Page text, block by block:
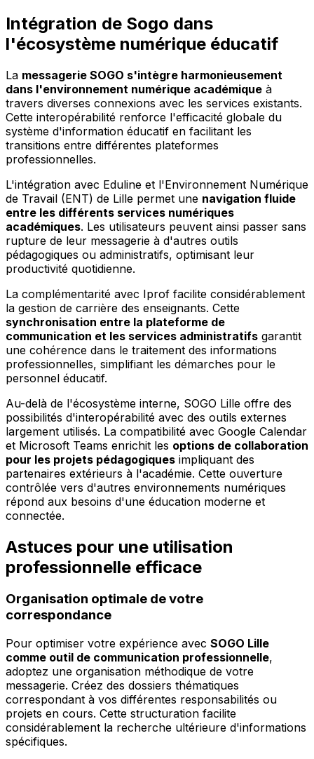
Intégration de Sogo dans
l'écosystème numérique éducatif
La messagerie SOGO s'intègre harmonieusement
dans l'environnement numérique académique à
travers diverses connexions avec les services existants.
Cette interopérabilité renforce l'efficacité globale du
système d'information éducatif en facilitant les
transitions entre différentes plateformes
professionnelles.
L'intégration avec Eduline et l'Environnement Numérique
de Travail (ENT) de Lille permet une navigation fluide
entre les différents services numériques
académiques. Les utilisateurs peuvent ainsi passer sans
rupture de leur messagerie à d'autres outils
pédagogiques ou administratifs, optimisant leur
productivité quotidienne.
La complémentarité avec Iprof facilite considérablement
la gestion de carrière des enseignants. Cette
synchronisation entre la plateforme de
communication et les services administratifs garantit
une cohérence dans le traitement des informations
professionnelles, simplifiant les démarches pour le
personnel éducatif.
Au-delà de l'écosystème interne, SOGO Lille offre des
possibilités d'interopérabilité avec des outils externes
largement utilisés. La compatibilité avec Google Calendar
et Microsoft Teams enrichit les options de collaboration
pour les projets pédagogiques impliquant des
partenaires extérieurs à l'académie. Cette ouverture
contrôlée vers d'autres environnements numériques
répond aux besoins d'une éducation moderne et
connectée.
Astuces pour une utilisation
professionnelle efficace
Organisation optimale de votre
correspondance
Pour optimiser votre expérience avec SOGO Lille
comme outil de communication professionnelle,
adoptez une organisation méthodique de votre
messagerie. Créez des dossiers thématiques
correspondant à vos différentes responsabilités ou
projets en cours. Cette structuration facilite
considérablement la recherche ultérieure d'informations
spécifiques.